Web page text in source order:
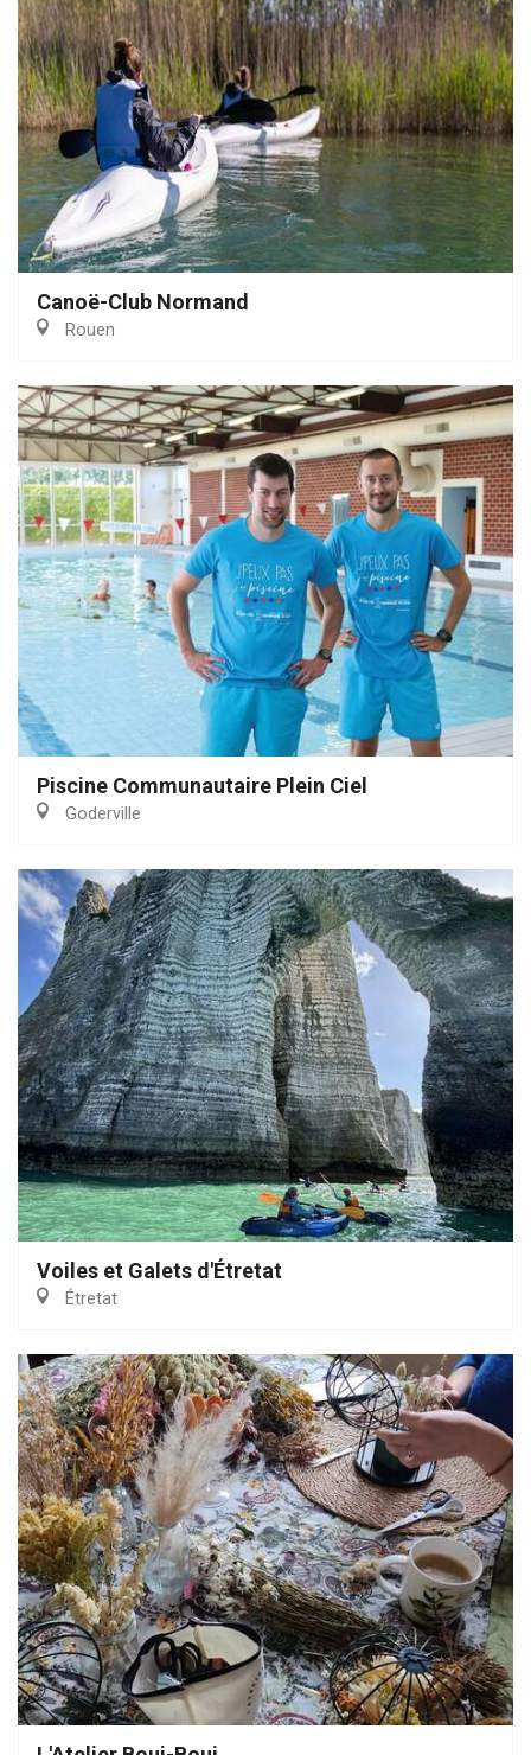
Canoë-Club Normand
Rouen
Piscine Communautaire Plein Ciel
Goderville
Voiles et Galets d'Étretat
Étretat